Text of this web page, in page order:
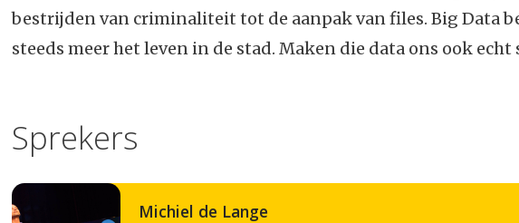
bestrijden van criminaliteit tot de aanpak van files. Big Data
steeds meer het leven in de stad. Maken die data ons ook echt
Sprekers
Michiel de Lange